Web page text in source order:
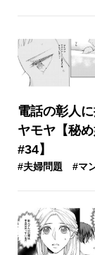
電話の彰人
ヤモヤ【秘
#34】
#夫婦問題 #マ